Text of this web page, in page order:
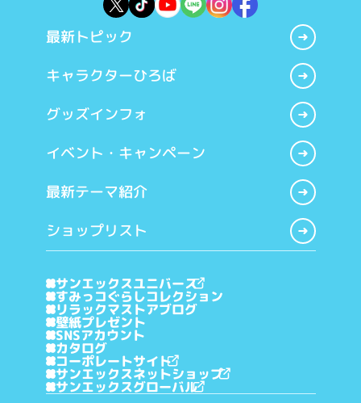
最新トピック
キャラクターひろば
グッズインフォ
イベント・キャンペーン
最新テーマ紹介
ショップリスト
サンエックスユニバース
すみっコぐらしコレクション
リラックマストアブログ
壁紙プレゼント
SNSアカウント
カタログ
コーポレートサイト
サンエックスネットショップ
サンエックスグローバル